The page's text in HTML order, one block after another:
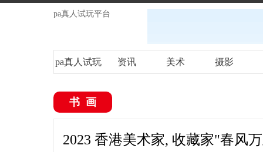
pa真人试玩平台
pa真人试玩 资讯 美术 摄影
书画
2023 香港美术家, 收藏家"春风